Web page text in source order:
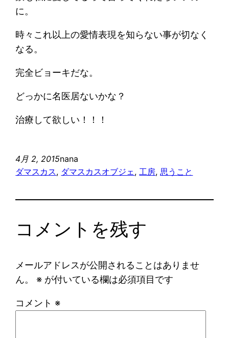
に。
時々これ以上の愛情表現を知らない事が切なく
なる。
完全ビョーキだな。
どっかに名医居ないかな？
治療して欲しい！！！
4月 2, 2015nana
ダマスカス, ダマスカスオブジェ , 工房, 思うこと
コメントを残す
メールアドレスが公開されることはありませ
ん。
※ が付いている欄は必須項目です
コメント ※